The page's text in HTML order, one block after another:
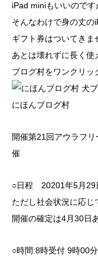
iPad miniもいいのです
そんなわけで身の丈の
ギフト券はついてきま
あとは壊れずに長く使
ブログ村をワンクリッ
にほんブログ村
開催第21回アウラフ
催
○日程 20201年5月29
ただし社会状況に応じ
開催の確定は4月30日
○時間:8時受付 9時00